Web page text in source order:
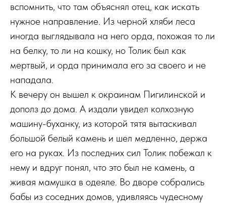
вспомнить, что там объяснял отец, как искать
нужное направление. Из черной хляби леса
иногда выглядывала на него орда, похожая то ли
на белку, то ли на кошку, но Толик был как
мертвый, и орда принимала его за своего и не
нападала.
К вечеру он вышел к окраинам Пигилинской и
дополз до дома. А издали увидел колхозную
машину-буханку, из которой тятя вытаскивал
большой белый камень и шел медленно, держа
его на руках. Из последних сил Толик побежал к
нему и вдруг понял, что это был не камень, а
живая мамушка в одеяле. Во дворе собрались
бабы из соседних домов, удивляясь чудесному